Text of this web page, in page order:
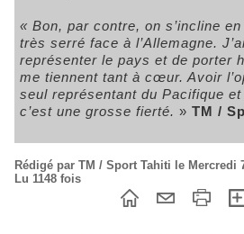
« Bon, par contre, on s’incline
très serré face à l’Allemagne.
représenter le pays et de porter
me tiennent tant à cœur. Avoir
seul représentant du Pacifique
c’est une grosse fierté. » TM /
Rédigé par TM / Sport Tahiti le Mercredi
Lu 1148 fois